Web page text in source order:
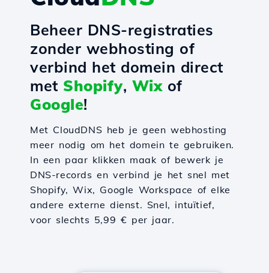
Beheer DNS-registraties
zonder webhosting of
verbind het domein direct
met Shopify, Wixof
Google!
Met CloudDNS heb je geen webhosting
meer nodig om het domein te gebruiken.
In een paar klikken maak of bewerk je
DNS-records en verbind je het snel met
Shopify, Wix, Google Workspace of elke
andere externe dienst. Snel, intuïtief,
voor slechts 5,99 € per jaar.